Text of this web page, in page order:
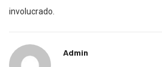
involucrado.
Admin